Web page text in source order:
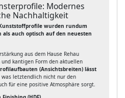
Modernes
Nachhaltigkeit
wurden rundum
auch optisch auf den neuesten
aus dem Hause Rehau
kantigen Form den aktuellen
(Ansichtsbreiten) lässt
was letztendlich nicht nur den
für eine positive Atmosphäre sorgt.